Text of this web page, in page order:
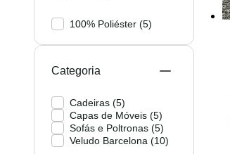
100% Poliéster (5)
Categoria
Cadeiras (5)
Capas de Móveis (5)
Sofás e Poltronas (5)
Veludo Barcelona (10)